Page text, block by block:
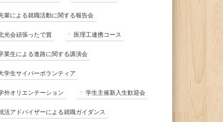
輩による就職活動に関する報告会
光会頑張ったで賞 医理工連携コース
業生による進路に関する講演会
学生サイバーボランティア
外オリエンテーション 学生主催新入生歓迎会
活アドバイザーによる就職ガイダンス